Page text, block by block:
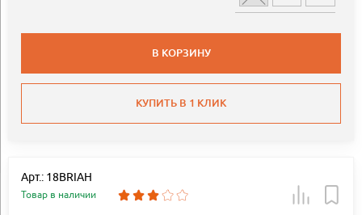
В КОРЗИНУ
КУПИТЬ В 1 КЛИК
Арт.: 18BRIAH
Товар в наличии